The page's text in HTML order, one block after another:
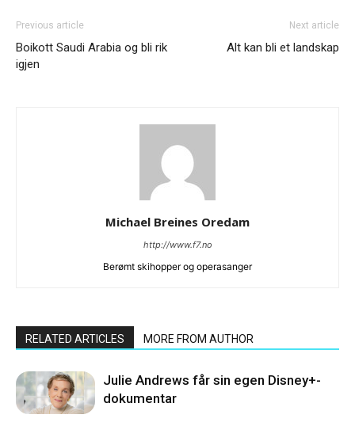
Previous article
Boikott Saudi Arabia og bli rik
igjen
Next article
Alt kan bli et landskap
Michael Breines Oredam
http://www.f7.no
Berømt skihopper og operasanger
RELATED ARTICLES MORE FROM AUTHOR
Julie Andrews får sin egen Disney+-
dokumentar